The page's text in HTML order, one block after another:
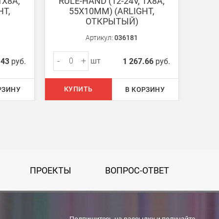
руб.
55X10MM) (ARLIGHT,
ОТКРЫТЫЙ)
Артикул: 036181
- + шт 1 267.66 руб.
КУПИТЬ В КОРЗИНУ
ПРОЕКТЫ ВОПРОС-ОТВЕТ